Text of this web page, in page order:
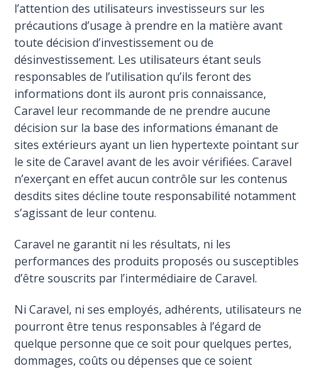
l’attention des utilisateurs investisseurs sur les
précautions d’usage à prendre en la matière avant
toute décision d’investissement ou de
désinvestissement. Les utilisateurs étant seuls
responsables de l’utilisation qu’ils feront des
informations dont ils auront pris connaissance,
Caravel leur recommande de ne prendre aucune
décision sur la base des informations émanant de
sites extérieurs ayant un lien hypertexte pointant sur
le site de Caravel avant de les avoir vérifiées. Caravel
n’exerçant en effet aucun contrôle sur les contenus
desdits sites décline toute responsabilité notamment
s’agissant de leur contenu.
Caravel ne garantit ni les résultats, ni les
performances des produits proposés ou susceptibles
d’être souscrits par l’intermédiaire de Caravel.
Ni Caravel, ni ses employés, adhérents, utilisateurs ne
pourront être tenus responsables à l’égard de
quelque personne que ce soit pour quelques pertes,
dommages, coûts ou dépenses que ce soient